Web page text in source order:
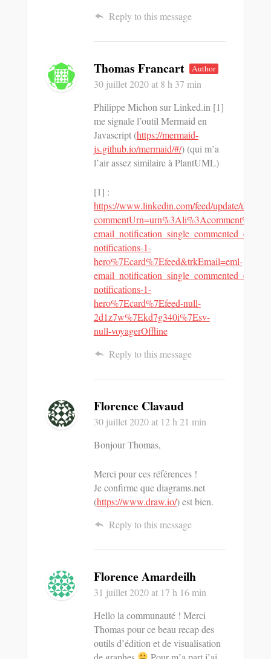
Reply to this message
Thomas Francart Author
30 juillet 2020at 8 h 37 min
Philippe Michon sur Linked.in [1]
me signale l’outil Mermaid en
Javascript (https://mermaid-
js.github.io/mermaid/#/) (qui m’a
l’air assez similaire à PlantUML)
[1] :
https://www.linkedin.com/feed/update/
notifications-1-
hero%7Ecard%7Efeed&trkEmail=eml-
notifications-1-
hero%7Ecard%7Efeed-null-
2d1z7w%7Ekd7g340i%7Esv-
null-voyagerOffline
Reply to this message
Florence Clavaud
30 juillet 2020at 12 h 21 min
Bonjour Thomas,
Merci pour ces références !
Je confirme que diagrams.net
(https://www.draw.io/) est bien.
Reply to this message
Florence Amardeilh
31 juillet 2020at 17 h 16 min
Hello la communauté ! Merci
Thomas pour ce beau recap des
outils d’édition et de visualisation